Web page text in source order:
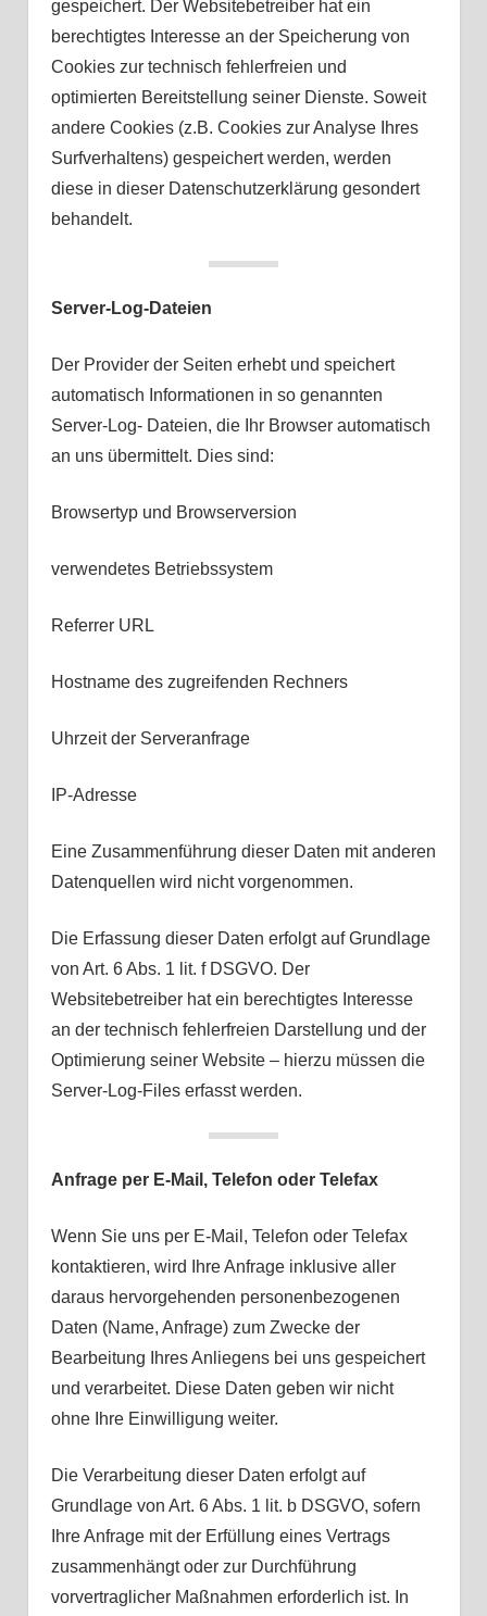
gespeichert. Der Websitebetreiber hat ein
berechtigtes Interesse an der Speicherung von
Cookies zur technisch fehlerfreien und
optimierten Bereitstellung seiner Dienste. Soweit
andere Cookies (z.B. Cookies zur Analyse Ihres
Surfverhaltens) gespeichert werden, werden
diese in dieser Datenschutzerklärung gesondert
behandelt.
Server-Log-Dateien
Der Provider der Seiten erhebt und speichert
automatisch Informationen in so genannten
Server-Log- Dateien, die Ihr Browser automatisch
an uns übermittelt. Dies sind:
Browsertyp und Browserversion
verwendetes Betriebssystem
Referrer URL
Hostname des zugreifenden Rechners
Uhrzeit der Serveranfrage
IP-Adresse
Eine Zusammenführung dieser Daten mit anderen
Datenquellen wird nicht vorgenommen.
Die Erfassung dieser Daten erfolgt auf Grundlage
von Art. 6 Abs. 1 lit. f DSGVO. Der
Websitebetreiber hat ein berechtigtes Interesse
an der technisch fehlerfreien Darstellung und der
Optimierung seiner Website – hierzu müssen die
Server-Log-Files erfasst werden.
Anfrage per E-Mail, Telefon oder Telefax
Wenn Sie uns per E-Mail, Telefon oder Telefax
kontaktieren, wird Ihre Anfrage inklusive aller
daraus hervorgehenden personenbezogenen
Daten (Name, Anfrage) zum Zwecke der
Bearbeitung Ihres Anliegens bei uns gespeichert
und verarbeitet. Diese Daten geben wir nicht
ohne Ihre Einwilligung weiter.
Die Verarbeitung dieser Daten erfolgt auf
Grundlage von Art. 6 Abs. 1 lit. b DSGVO, sofern
Ihre Anfrage mit der Erfüllung eines Vertrags
zusammenhängt oder zur Durchführung
vorvertraglicher Maßnahmen erforderlich ist. In